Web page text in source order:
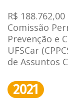
R$
Comissão
Prevenção e
UFSCar
de Assuntos
2021